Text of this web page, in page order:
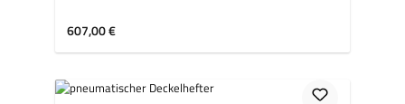
Regulärer Preis:
607,00 €